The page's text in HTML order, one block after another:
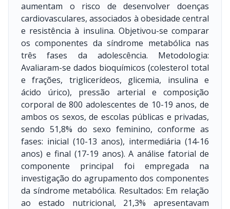
aumentam o risco de desenvolver doenças
cardiovasculares, associados à obesidade central
e resistência à insulina. Objetivou-se comparar
os componentes da síndrome metabólica nas
três fases da adolescência. Metodologia:
Avaliaram-se dados bioquímicos (colesterol total
e frações, triglicerídeos, glicemia, insulina e
ácido úrico), pressão arterial e composição
corporal de 800 adolescentes de 10-19 anos, de
ambos os sexos, de escolas públicas e privadas,
sendo 51,8% do sexo feminino, conforme as
fases: inicial (10-13 anos), intermediária (14-16
anos) e final (17-19 anos). A análise fatorial de
componente principal foi empregada na
investigação do agrupamento dos componentes
da síndrome metabólica. Resultados: Em relação
ao estado nutricional, 21,3% apresentavam